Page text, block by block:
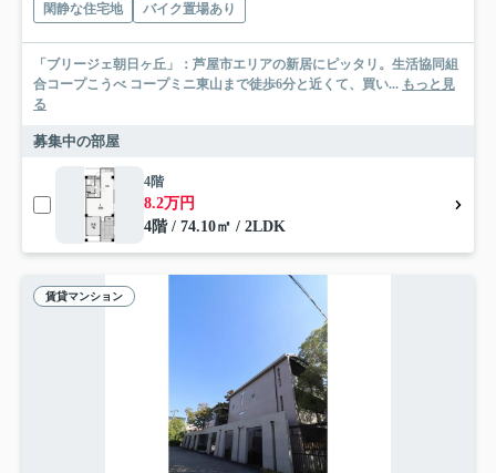
閑静な住宅地
バイク置場あり
「ブリージェ朝日ヶ丘」：芦屋市エリアの新居にピッタリ。生活協同組
合コープこうべ コープミニ東山まで徒歩6分と近くて、買い... もっと見
る
募集中の部屋
4階
8.2万円
4階 / 74.10㎡ / 2LDK
賃貸マンション